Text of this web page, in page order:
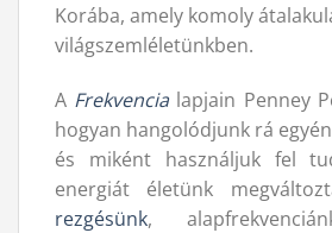
Korába, amely komoly
világszemléletünkben.
A Frekvencialapjain Penney
hogyan hangolódjunk rá
és miként használjuk fel
energiát életünk
rezgésünk,